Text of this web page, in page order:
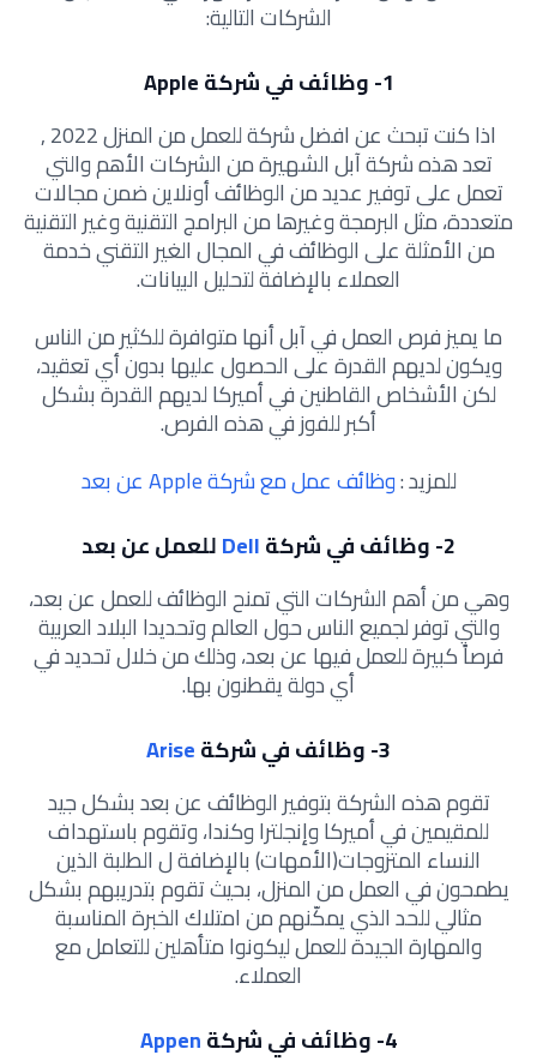
الشركات التالية:
1- وظائف في شركة Apple
اذا كنت تبحث عن افضل شركة للعمل من المنزل 2022 ,
تعد هذه شركة آبل الشهيرة من الشركات الأهم والتي
تعمل على توفير عديد من الوظائف أونلاين ضمن مجالات
متعددة، مثل البرمجة وغيرها من البرامج التقنية وغير التقنية
من الأمثلة على الوظائف في المجال الغير التقني خدمة
العملاء بالإضافة لتحليل البيانات.
ما يميز فرص العمل في آبل أنها متوافرة للكثير من الناس
ويكون لديهم القدرة على الحصول عليها بدون أي تعقيد،
لكن الأشخاص القاطنين في أميركا لديهم القدرة بشكل
أكبر للفوز في هذه الفرص.
للمزيد :وظائف عمل مع شركة Apple عن بعد
2- وظائف في شركةDellللعمل عن بعد
وهي من أهم الشركات التي تمنح الوظائف للعمل عن بعد،
والتي توفر لجميع الناس حول العالم وتحديدا البلاد العربية
فرصاً كبيرة للعمل فيها عن بعد، وذلك من خلال تحديد في
أي دولة يقطنون بها.
3- وظائف في شركةArise
تقوم هذه الشركة بتوفير الوظائف عن بعد بشكل جيد
للمقيمين في أميركا وإنجلترا وكندا، وتقوم باستهداف
النساء المتزوجات(الأمهات) بالإضافة ل الطلبة الذين
يطمحون في العمل من المنزل، بحيث تقوم بتدريبهم بشكل
مثالي للحد الذي يمكّنهم من امتلاك الخبرة المناسبة
والمهارة الجيدة للعمل ليكونوا متأهلين للتعامل مع
العملاء.
4- وظائف في شركةAppen